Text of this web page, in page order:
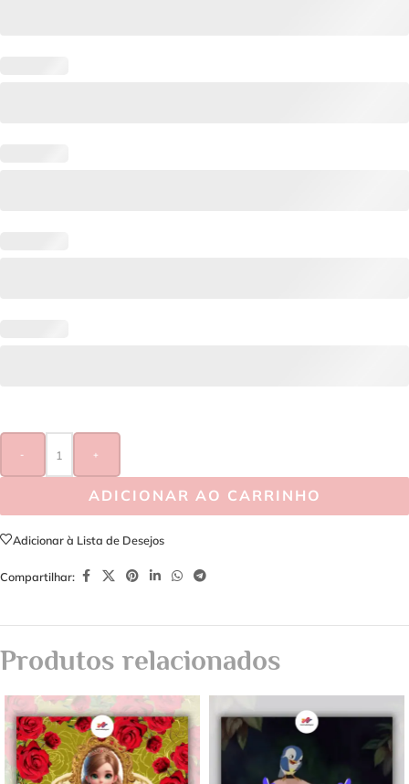
- +
ADICIONAR AO CARRINHO
Adicionar à Lista de Desejos
Compartilhar:
Produtos relacionados